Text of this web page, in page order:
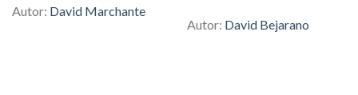
Autor: David Marchante
Autor: David Bejarano